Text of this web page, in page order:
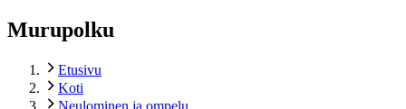
Murupolku
Etusivu
Koti
Neulominen ja ompelu